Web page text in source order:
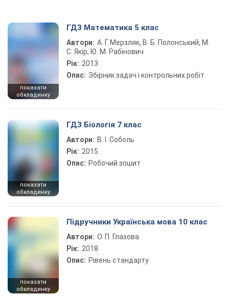
показати
обкладинку
ГДЗ Математика 5 клас
Автори: А. Г. Мерзляк, В. Б. Полонський, М.
С. Якір, Ю. М. Рабінович
Рік: 2013
Опис: Збірник задач і контрольних робіт
показати
обкладинку
ГДЗ Біологія 7 клас
Автори: В. І. Соболь
Рік: 2015
Опис: Робочий зошит
показати
обкладинку
Підручники Українська мова 10 клас
Автори: О. П. Глазова
Рік: 2018
Опис: Рівень стандарту